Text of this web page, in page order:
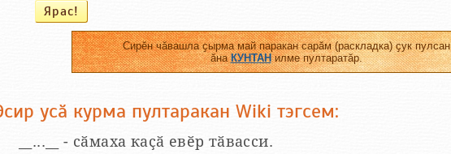
Сирӗн чӑвашла ҫырма май паракан сарӑм (раскладка) ҫук пулсан
ӑнаКУНТАНилме пултаратӑр.
усӑ курма пултаракан Wiki тэгсем:
__...__ - сӑмаха каҫӑ евӗр тӑвасси.